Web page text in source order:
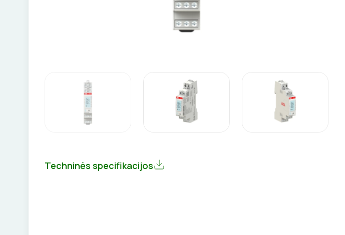
Techninės specifikacijos